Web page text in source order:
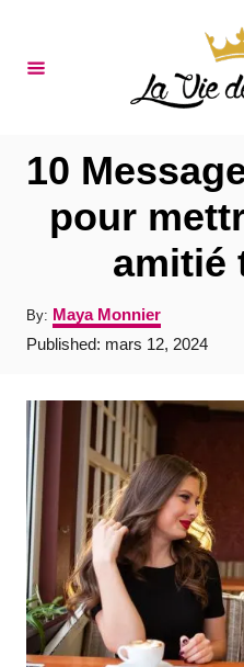
10
pour
amitié
By: A
u
t
o
Maya Monnier
P
e
d
o
n
Published: mars 12, 2024